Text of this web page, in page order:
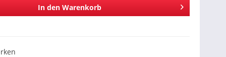
In den Warenkorb